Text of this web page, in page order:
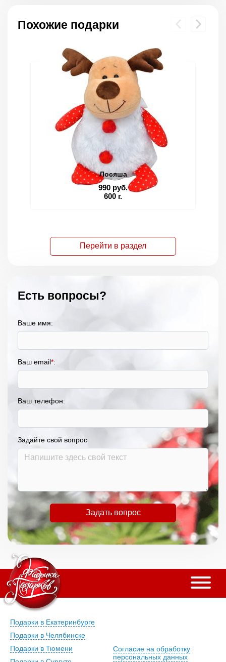
Похожие подарки
Лосяша
990 руб.
600 г.
Перейти в раздел
Есть вопросы?
Ваше имя:
Ваш email*:
Ваш телефон:
Задайте свой вопрос
Задать вопрос
Подарки в Екатеринбурге
Подарки в Челябинске
Подарки в Тюмени
Согласие на обработку
персональных данных